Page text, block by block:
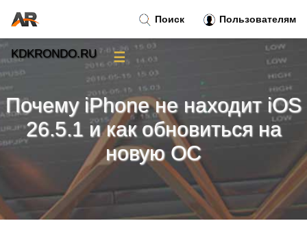
Почему iPhone не находит iOS
26.5.1 и как обновиться на
новую ОС
Поиск Пользователям
KDKRONDO.RU ☰
Тренды новостей»
Правила»